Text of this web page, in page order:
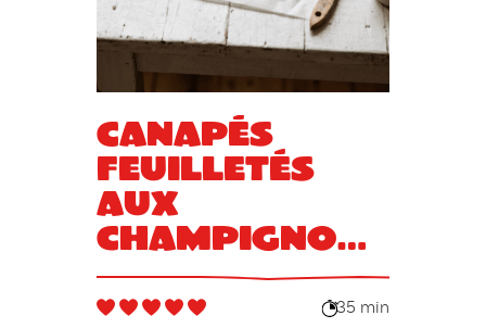
Canapés
feuilletés
aux
champignons
et au magret
fumé
35 min